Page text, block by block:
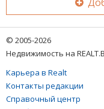
© 2005-2026
Недвижимость на
Карьера в Realt
Контакты редакции
Справочный центр